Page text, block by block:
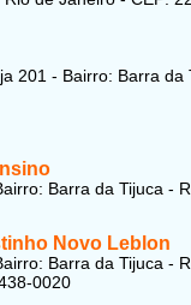
201 - Bairro: Barra
Barra da Tijuca -
Novo Leblon
Barra da Tijuca -
0020